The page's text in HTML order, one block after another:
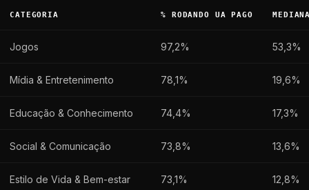
CATEGORIA % RODANDO UA PAGO
Jogos 97,2% 53,3%
Mídia & Entretenimento 78,1% 19,6%
Educação & Conhecimento 74,4% 17,3%
Social & Comunicação 73,8% 13,6%
Estilo de Vida & Bem-estar 73,1% 12,8%